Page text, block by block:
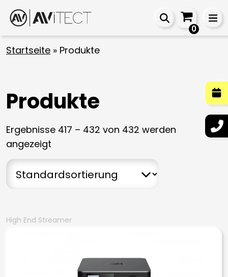
0
Startseite » Produkte
Produkte
Ergebnisse 417 – 432 von 432 werden
angezeigt
High End Streamer